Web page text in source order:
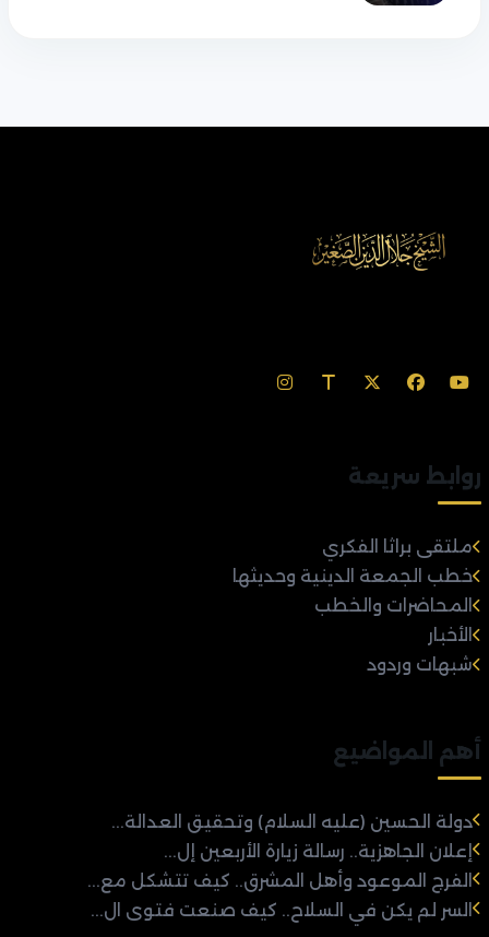
روابط سريعة
ملتقى براثا الفكري
خطب الجمعة الدينية وحديثها
المحاضرات والخطب
الأخبار
شبهات وردود
أهم المواضيع
دولة الحسين (عليه السلام) وتحقيق العدالة...
إعلان الجاهزية.. رسالة زيارة الأربعين إل...
الفرج الموعود وأهل المشرق.. كيف تتشكل مع...
السر لم يكن في السلاح.. كيف صنعت فتوى ال...